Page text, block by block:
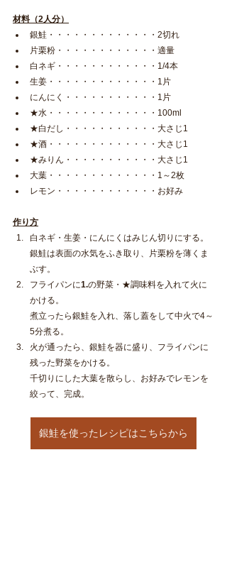
材料（2人分）
銀鮭・・・・・・・・・・・・・2切れ
片栗粉・・・・・・・・・・・・適量
白ネギ・・・・・・・・・・・・1/4本
生姜・・・・・・・・・・・・・1片
にんにく・・・・・・・・・・・1片
★水・・・・・・・・・・・・・100ml
★白だし・・・・・・・・・・・大さじ1
★酒・・・・・・・・・・・・・大さじ1
★みりん・・・・・・・・・・・大さじ1
大葉・・・・・・・・・・・・・1～2枚
レモン・・・・・・・・・・・・お好み
作り方
白ネギ・生姜・にんにくはみじん切りにする。
銀鮭は表面の水気をふき取り、片栗粉を薄くま
ぶす。
フライパンに1.の野菜・★調味料を入れて火に
かける。
煮立ったら銀鮭を入れ、落し蓋をして中火で4～
5分煮る。
火が通ったら、銀鮭を器に盛り、フライパンに
残った野菜をかける。
千切りにした大葉を散らし、お好みでレモンを
絞って、完成。
銀鮭を使ったレシピはこちらから